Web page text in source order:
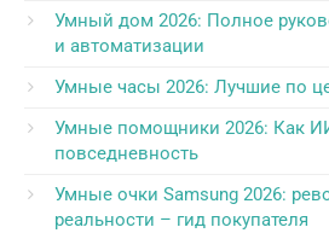
Умный дом 2026: Полное
и автоматизации
Умные часы 2026: Лучшие по
Умные помощники 2026: Как
повседневность
Умные очки Samsung 2026:
реальности – гид покупателя